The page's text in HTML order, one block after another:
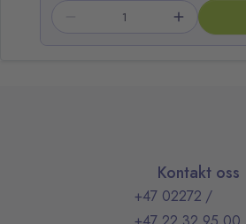
Kontakt oss
+47 02272 /